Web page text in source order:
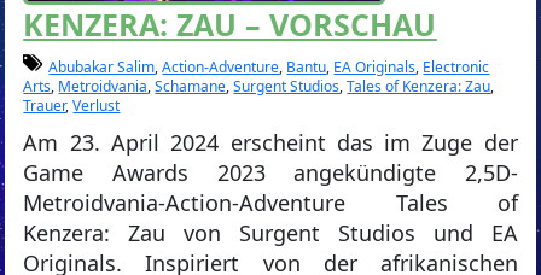
KENZERA: ZAU – VORSCHAU
Abubakar Salim,Action-Adventure, Bantu, EA Originals, Electronic
Arts, Metroidvania,Schamane,Surgent Studios,Tales of Kenzera: Zau,
Trauer,Verlust
Am 23. April 2024 erscheint das im Zuge der
Game Awards 2023 angekündigte 2,5D-
Metroidvania-Action-Adventure Tales of
Kenzera: Zau von Surgent Studios und EA
Originals. Inspiriert von der afrikanischen